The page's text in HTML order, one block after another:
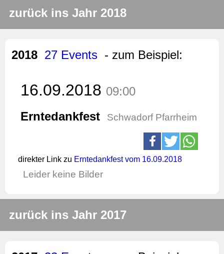
zurück ins Jahr 2018
2018 27 Events - zum Beispiel:
16.09.2018 09:00
Erntedankfest
Schwadorf Pfarrheim
direkter Link zu Erntedankfest vom 16.09.2018
Leider keine Bilder
zurück ins Jahr 2017